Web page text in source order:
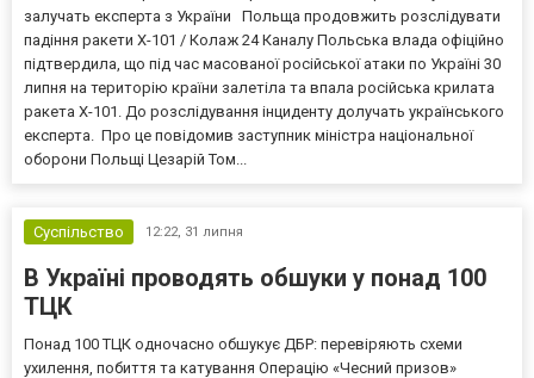
залучать експерта з України Польща продовжить розслідувати
падіння ракети Х-101 / Колаж 24 Каналу Польська влада офіційно
підтвердила, що під час масованої російської атаки по Україні 30
липня на територію країни залетіла та впала російська крилата
ракета Х-101. До розслідування інциденту долучать українського
експерта. Про це повідомив заступник міністра національної
оборони Польщі Цезарій Том...
Суспільство 12:22, 31 липня
В Україні проводять обшуки у понад 100
ТЦК
Понад 100 ТЦК одночасно обшукує ДБР: перевіряють схеми
ухилення, побиття та катування Операцію «Чесний призов»